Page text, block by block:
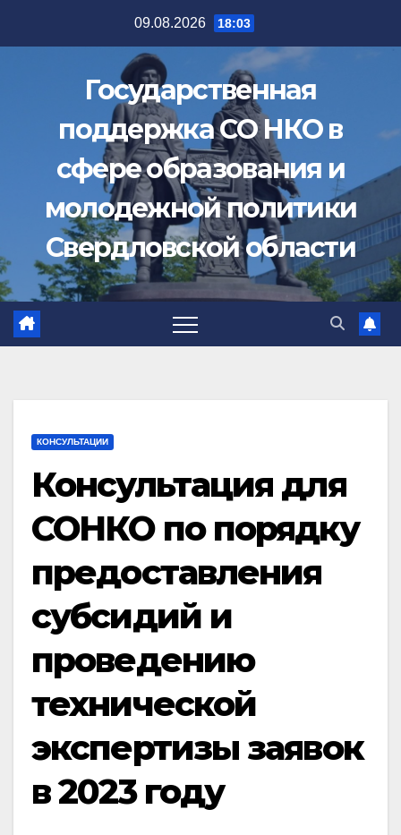
09.08.2026 18:03
Государственная
поддержка СО НКО в
сфере образования и
молодежной политики
Свердловской области
КОНСУЛЬТАЦИИ
Консультация для
СОНКО по порядку
предоставления
субсидий и
проведению
технической
экспертизы заявок
в 2023 году